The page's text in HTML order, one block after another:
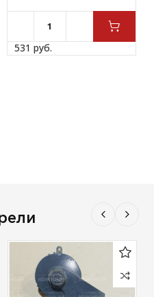
531 руб.